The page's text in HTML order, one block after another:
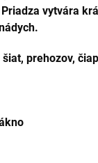
vytvára
prehozov,